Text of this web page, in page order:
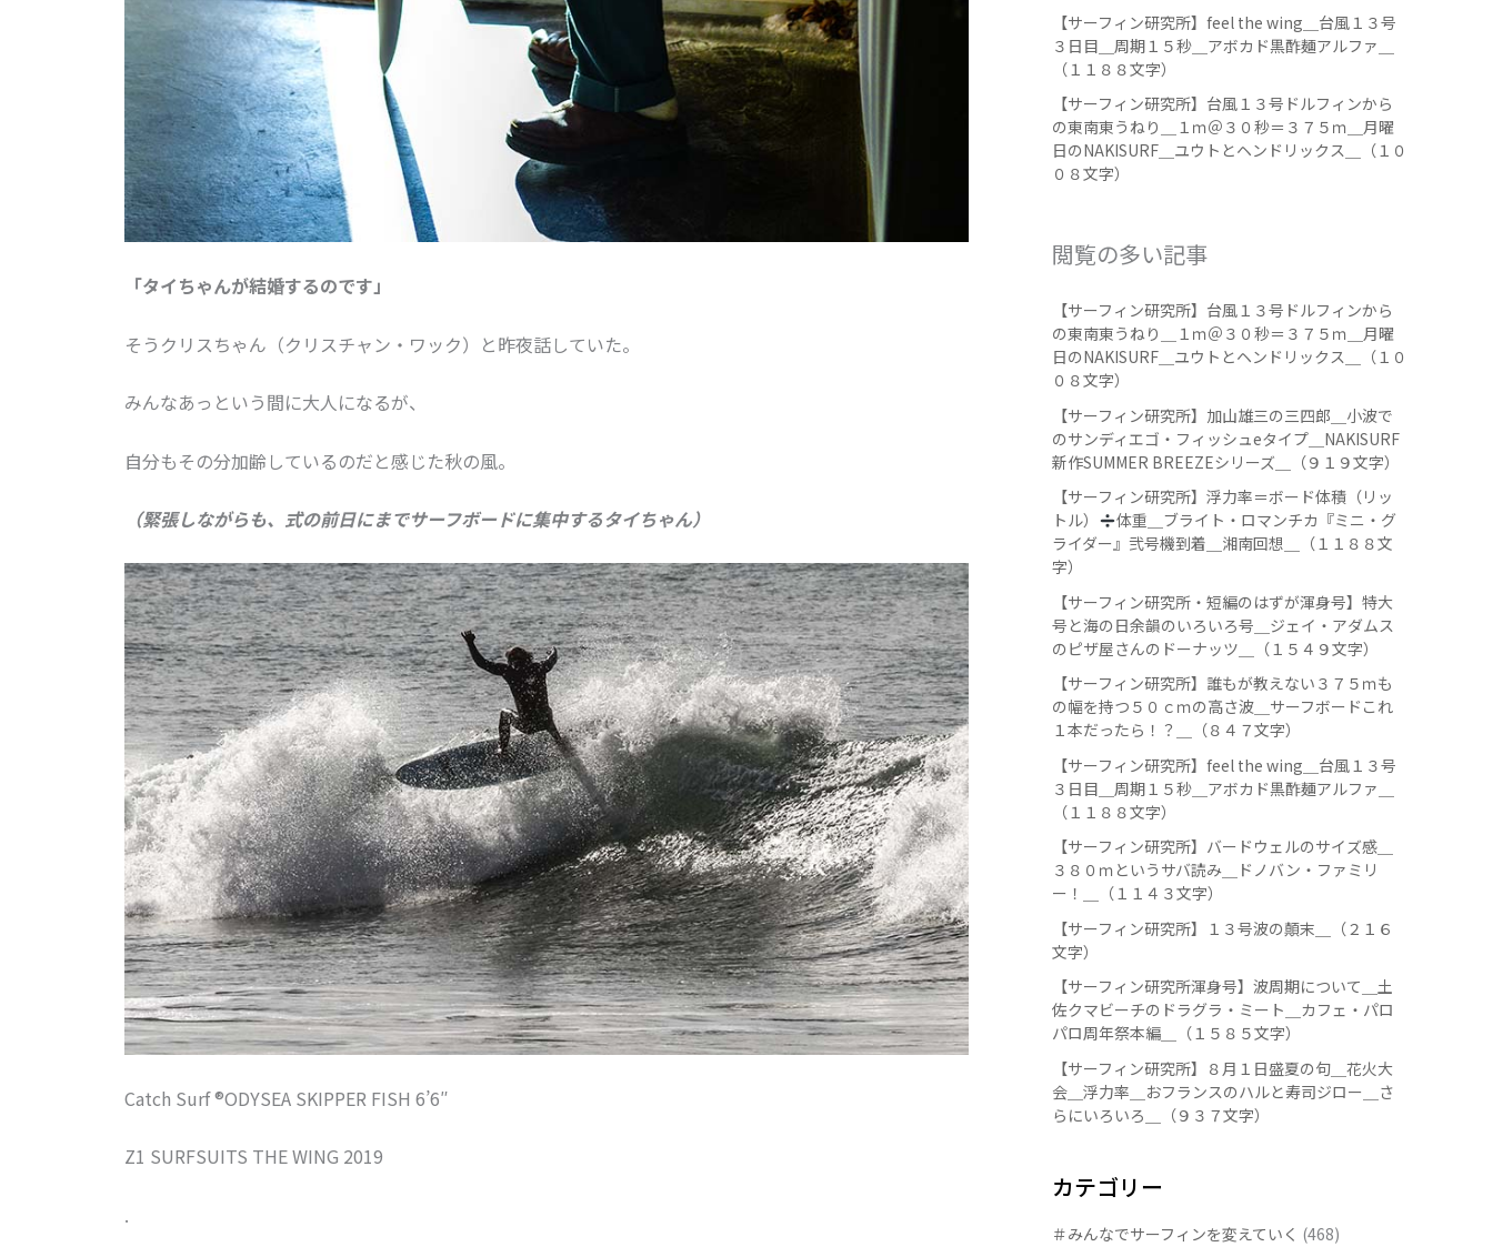
「タイちゃんが結婚するのです」
そうクリスちゃん（クリスチャン・ワック）と昨夜話していた。
みんなあっという間に大人になるが、
自分もその分加齢しているのだと感じた秋の風。
（緊張しながらも、式の前日にまでサーフボードに集中するタイちゃん）
Catch Surf ®ODYSEA SKIPPER FISH 6’6″
Z1 SURFSUITS THE WING 2019
.
【サーフィン研究所】feel the wing＿台風１３号
３日目＿周期１５秒＿アボカド黒酢麺アルファ＿
（１１８８文字）
【サーフィン研究所】台風１３号ドルフィンから
の東南東うねり＿１ｍ＠３０秒＝３７５ｍ＿月曜
日のNAKISURF＿ユウトとヘンドリックス＿（１０
０８文字）
閲覧の多い記事
【サーフィン研究所】台風１３号ドルフィンから
の東南東うねり＿１ｍ＠３０秒＝３７５ｍ＿月曜
日のNAKISURF＿ユウトとヘンドリックス＿（１０
０８文字）
【サーフィン研究所】加山雄三の三四郎＿小波で
のサンディエゴ・フィッシュeタイプ＿NAKISURF
新作SUMMER BREEZEシリーズ＿（９１９文字）
【サーフィン研究所】浮力率＝ボード体積（リッ
トル）
️体重＿ブライト・ロマンチカ『ミニ・グ
ライダー』弐号機到着＿湘南回想＿（１１８８文
字）
【サーフィン研究所・短編のはずが渾身号】特大
号と海の日余韻のいろいろ号＿ジェイ・アダムス
のピザ屋さんのドーナッツ＿（１５４９文字）
【サーフィン研究所】誰もが教えない３７５ｍも
の幅を持つ５０ｃｍの高さ波＿サーフボードこれ
１本だったら！？＿（８４７文字）
【サーフィン研究所】feel the wing＿台風１３号
３日目＿周期１５秒＿アボカド黒酢麺アルファ＿
（１１８８文字）
【サーフィン研究所】バードウェルのサイズ感＿
３８０ｍというサバ読み＿ドノバン・ファミリ
ー！＿（１１４３文字）
【サーフィン研究所】１３号波の顛末＿（２１６
文字）
【サーフィン研究所渾身号】波周期について＿土
佐クマビーチのドラグラ・ミート＿カフェ・パロ
パロ周年祭本編＿（１５８５文字）
【サーフィン研究所】８月１日盛夏の句＿花火大
会＿浮力率＿おフランスのハルと寿司ジロー＿さ
らにいろいろ＿（９３７文字）
カテゴリー
＃みんなでサーフィンを変えていく (468)